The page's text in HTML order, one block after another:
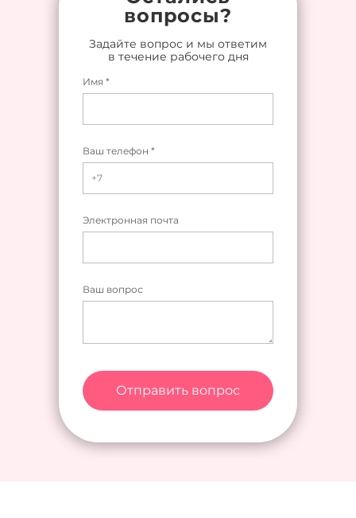
вопросы?
Задайте вопрос и мы ответим
в течение рабочего дня
Имя *
Ваш телефон *
Электронная почта
Ваш вопрос
Отправить вопрос